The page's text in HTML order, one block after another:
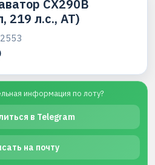
CX290B
219 л.с., АТ)
информация по лоту?
в Telegram
на почту